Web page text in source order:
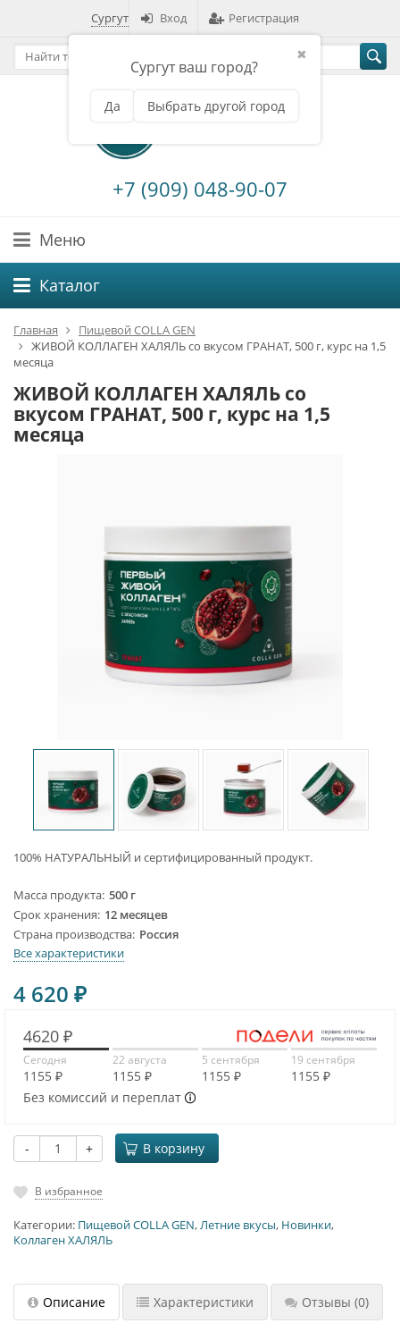
Сургут
✖
Сургут ваш город?
Да Выбрать другой город
Вход Регистрация
+7 (909) 048-90-07
Меню
Каталог
Главная
Пищевой COLLA GEN
ЖИВОЙ КОЛЛАГЕН ХАЛЯЛЬ со вкусом ГРАНАТ, 500 г, курс на 1,5
месяца
ЖИВОЙ КОЛЛАГЕН ХАЛЯЛЬ со
вкусом ГРАНАТ, 500 г, курс на 1,5
месяца
100% НАТУРАЛЬНЫЙ и сертифицированный продукт.
Масса продукта 500 г
Срок хранения 12 месяцев
Страна производства Россия
Все характеристики
4 620 ₽
4620 ₽
Сегодня
1155 ₽
22 августа
1155 ₽
5 сентября
1155 ₽
19 сентября
1155 ₽
Без комиссий и переплат
- + В корзину
В избранное
Категории: Пищевой COLLA GEN,Летние вкусы, Новинки,
Коллаген ХАЛЯЛЬ
Описание Характеристики Отзывы (0)